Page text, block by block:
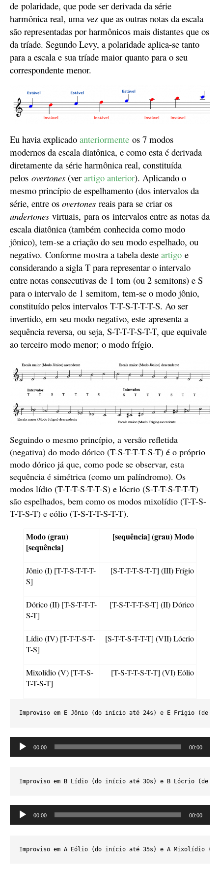
de polaridade, que pode ser derivada da série
harmônica real, uma vez que as outras notas da escala
são representadas por harmônicos mais distantes que os
da tríade. Segundo Levy, a polaridade aplica-se tanto
para a escala e sua tríade maior quanto para o seu
correspondente menor.
Eu havia explicado anteriormente os 7 modos
modernos da escala diatônica, e como esta é derivada
diretamente da série harmônica real, constituída
pelos overtones (ver artigo anterior). Aplicando o
mesmo princípio de espelhamento (dos intervalos da
série, entre os overtones reais para se criar os
undertones virtuais, para os intervalos entre as notas da
escala diatônica (também conhecida como modo
jônico), tem-se a criação do seu modo espelhado, ou
negativo. Conforme mostra a tabela deste artigo e
considerando a sigla T para representar o intervalo
entre notas consecutivas de 1 tom (ou 2 semitons) e S
para o intervalo de 1 semitom, tem-se o modo jônio,
constituído pelos intervalos T-T-S-T-T-T-S. Ao ser
invertido, em seu modo negativo, este apresenta a
sequência reversa, ou seja, S-T-T-T-S-T-T, que equivale
ao terceiro modo menor; o modo frígio.
Seguindo o mesmo princípio, a versão refletida
(negativa) do modo dórico (T-S-T-T-T-S-T) é o próprio
modo dórico já que, como pode se observar, esta
sequência é simétrica (como um palíndromo). Os
modos lídio (T-T-T-S-T-T-S) e lócrio (S-T-T-S-T-T-T)
são espelhados, bem como os modos mixolídio (T-T-S-
T-T-S-T) e eólio (T-S-T-T-S-T-T).
Modo (grau)
[sequência]
[sequência] (grau) Modo
Jônio (I) [T-T-S-T-T-T-
S]
[S-T-T-T-S-T-T] (III) Frígio
Dórico (II) [T-S-T-T-T-
S-T]
[T-S-T-T-T-S-T] (II) Dórico
Lídio (IV) [T-T-T-S-T-
T-S]
[S-T-T-S-T-T-T] (VII) Lócrio
Mixolídio (V) [T-T-S-
T-T-S-T]
[T-S-T-T-S-T-T] (VI) Eólio
Improviso em E Jônio (do início até 24s) e E Frígio (de
Tocador
de
00:00 00:00
Improviso em B Lídio (do início até 30s) e B Lócrio (de
Tocador
de
00:00 00:00
Improviso em A Eólio (do início até 35s) e A Mixolídio